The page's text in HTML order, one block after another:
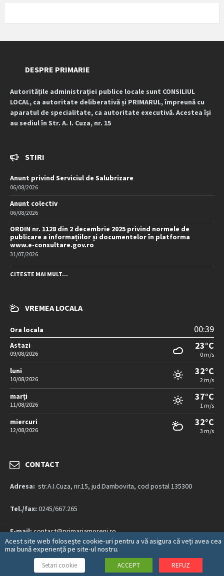
DESPRE PRIMARIE
Autoritățile administrației publice locale sunt CONSILIUL
LOCAL, ca autoritate deliberativă și PRIMARUL, împreună cu
aparatul de specialitate, ca autoritate executivă. Acestea își
au sediul în Str. A. I. Cuza, nr. 15
STIRI
Anunt privind Serviciul de Salubrizare
06/08/2026
Anunt colectiv
06/08/2026
ORDIN nr. 1128 din 2 decembrie 2025 privind normele de
publicare a informațiilor și documentelor în platforma
www.e-consultare.gov.ro
31/07/2026
CITESTE MAI MULT...
VREMEA LOCALA
Ora locala 00:39
Astazi
09/08/2026
23°C
0 m/s
luni
10/08/2026
32°C
2 m/s
marți
11/08/2026
37°C
1 m/s
miercuri
12/08/2026
32°C
3 m/s
CONTACT
Adresa: str.A.I.Cuza, nr.15, jud.Dambovita, cod postal 135300
Tel./fax: 0245/667.265
E-mail:contact@primariamoreni.ro
Mai multe detalii…
Acest site web folosește cookie-uri pentru a vă asigura că veți avea cea
mai bună experiență pe site-ul nostru.
Setari cookie ACCEPT REFUZ